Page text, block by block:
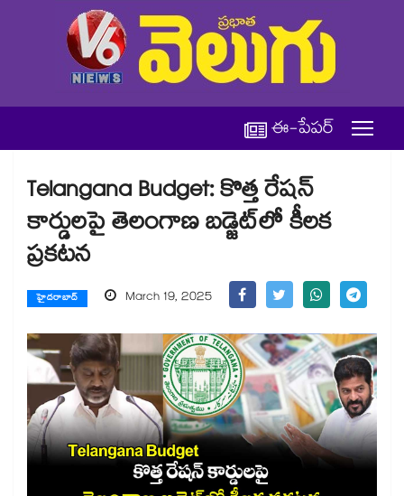
ఈ-పేపర్
Telangana Budget: కొత్త రేషన్
కార్డులపై తెలంగాణ బడ్జెట్⁬లో కీలక
ప్రకటన
హైదరాబాద్ March 19, 2025